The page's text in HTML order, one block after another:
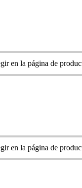
en la página de
en la página de